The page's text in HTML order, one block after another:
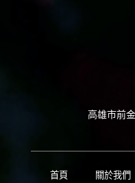
高雄市前
首頁 關於我們